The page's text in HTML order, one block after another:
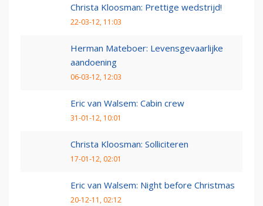
Christa Kloosman: Prettige wedstrijd!
22-03-12, 11:03
Herman Mateboer: Levensgevaarlijke
aandoening
06-03-12, 12:03
Eric van Walsem: Cabin crew
31-01-12, 10:01
Christa Kloosman: Solliciteren
17-01-12, 02:01
Eric van Walsem: Night before Christmas
20-12-11, 02:12